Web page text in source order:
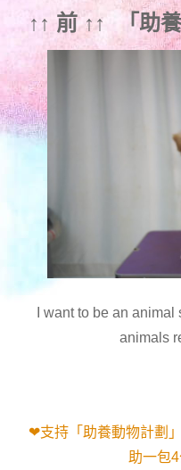
↑↑ 前 ↑↑ 「助
I want to be an
animals
❤支持「助養動物計劃
助一包